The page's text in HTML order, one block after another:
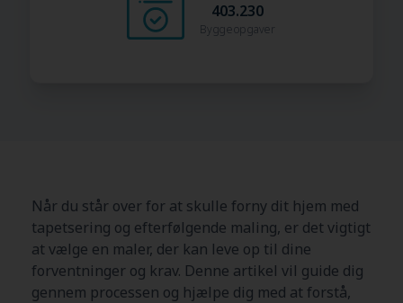
403.230
Byggeopgaver
Når du står over for at skulle forny dit hjem med
tapetsering og efterfølgende maling, er det vigtigt
at vælge en maler, der kan leve op til dine
forventninger og krav. Denne artikel vil guide dig
gennem processen og hjælpe dig med at forstå,